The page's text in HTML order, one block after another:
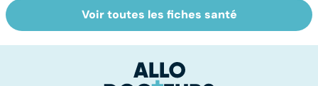
Tout savoir sur
les infections
Inflammation des
amygdales : que
d'angine ?
Voir toutes les fiches santé